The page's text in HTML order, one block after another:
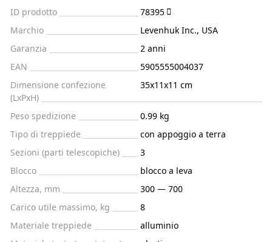
ID prodotto
78395
Marchio
Levenhuk Inc., USA
Garanzia
2 anni
EAN
5905555004037
Dimensione confezione
(LxPxH)
35x11x11 cm
Peso spedizione
0.99 kg
Tipo di treppiede
con appoggio a terra
Sezioni (parti telescopiche)
3
Blocco
blocco a leva
Altezza, mm
300 — 700
Carico utile massimo, kg
8
Materiale treppiede
alluminio